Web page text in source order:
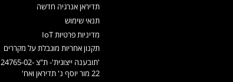
תדיראן אנרגיה חדשה
תנאי שימוש
מדיניות פרטיות IoT
תקנון אחריות מוגבלת על מקררים
'תובענה ייצוגית'- ת"צ 24765-02-
22 מור יוסף נ' תדיראן ואח'